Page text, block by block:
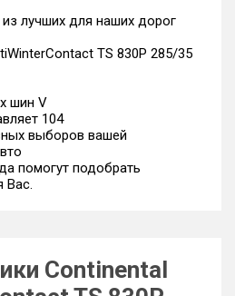
лучших для наших дорог
TS 830P 285/35
шин V
104
выборов вашей
помогут подобрать
Вас.
Continental